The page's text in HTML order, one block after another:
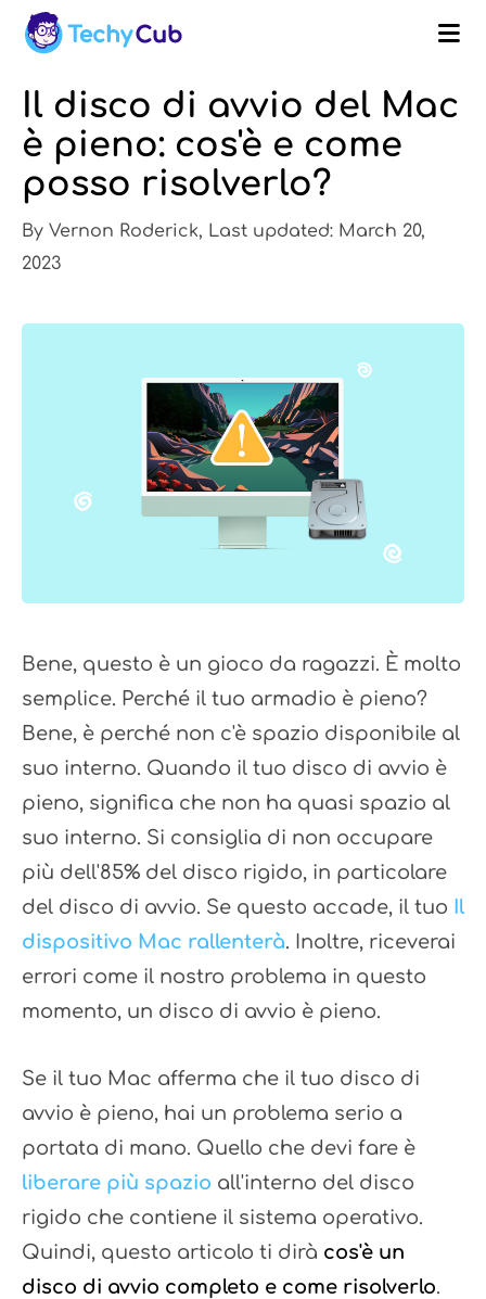
Il disco di avvio del Mac
è pieno: cos'è e come
posso risolverlo?
By Vernon Roderick, Last updated: March 20,
2023
Bene, questo è un gioco da ragazzi. È molto
semplice. Perché il tuo armadio è pieno?
Bene, è perché non c'è spazio disponibile al
suo interno. Quando il tuo disco di avvio è
pieno, significa che non ha quasi spazio al
suo interno. Si consiglia di non occupare
più dell'85% del disco rigido, in particolare
del disco di avvio. Se questo accade, il tuo Il
dispositivo Mac rallenterà. Inoltre, riceverai
errori come il nostro problema in questo
momento, un disco di avvio è pieno.
Se il tuo Mac afferma che il tuo disco di
avvio è pieno, hai un problema serio a
portata di mano. Quello che devi fare è
liberare più spazio all'interno del disco
rigido che contiene il sistema operativo.
Quindi, questo articolo ti dirà cos'è un
disco di avvio completo e come risolverlo.